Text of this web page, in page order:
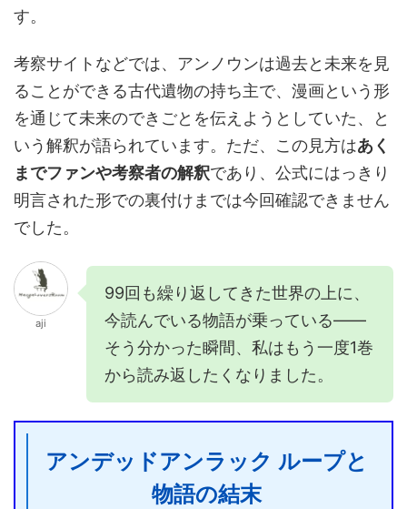
す。
考察サイトなどでは、アンノウンは過去と未来を見
ることができる古代遺物の持ち主で、漫画という形
を通じて未来のできごとを伝えようとしていた、と
いう解釈が語られています。ただ、この見方はあく
までファンや考察者の解釈であり、公式にはっきり
明言された形での裏付けまでは今回確認できません
でした。
aji
99回も繰り返してきた世界の上に、
今読んでいる物語が乗っている——
そう分かった瞬間、私はもう一度1巻
から読み返したくなりました。
アンデッドアンラック ループと
物語の結末